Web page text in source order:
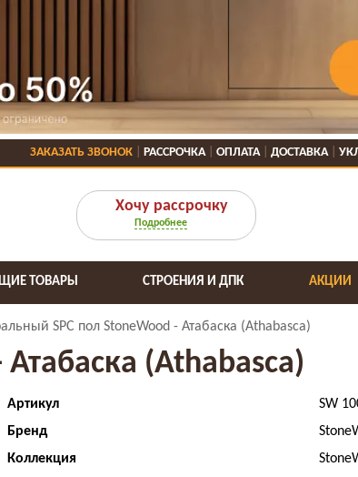
ЗАКАЗАТЬ ЗВОНОК РАССРОЧКА ОПЛАТА ДОСТАВКА
Хочу рассрочку
Подробнее
ТОВАРЫ СТРОЕНИЯ И ДПК АКЦИИ
SPC пол StoneWood - Атабаска (Athabasca)
(Athabasca)
Артикул
SW
Бренд
Коллекция